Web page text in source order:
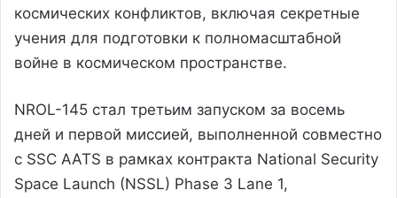
космических конфликтов, включая секретные
учения для подготовки к полномасштабной
войне в космическом пространстве.
NROL-145 стал третьим запуском за восемь
дней и первой миссией, выполненной совместно
с SSC AATS в рамках контракта National Security
Space Launch (NSSL) Phase 3 Lane 1,